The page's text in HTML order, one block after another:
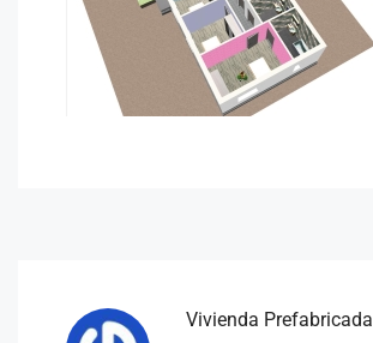
Vivienda Prefabricada